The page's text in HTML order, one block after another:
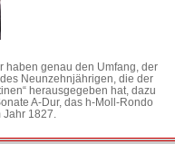
haben genau den Umfang, der
Neunzehnjährigen, die der
herausgegeben hat, dazu
A-Dur, das h-Moll-Rondo
1827.